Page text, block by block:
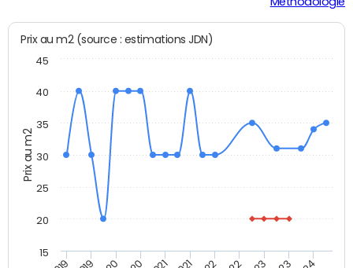
Prix au m2
Prix au m2 (source : estimations JDN)
15
20
25
30
35
40
45